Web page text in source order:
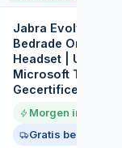
Jabra Evolve
Bedrade On-ear
Headset | USB-A
Microsoft Teams
Gecertificeerd
Morgen in huis
Gratis bezorgd